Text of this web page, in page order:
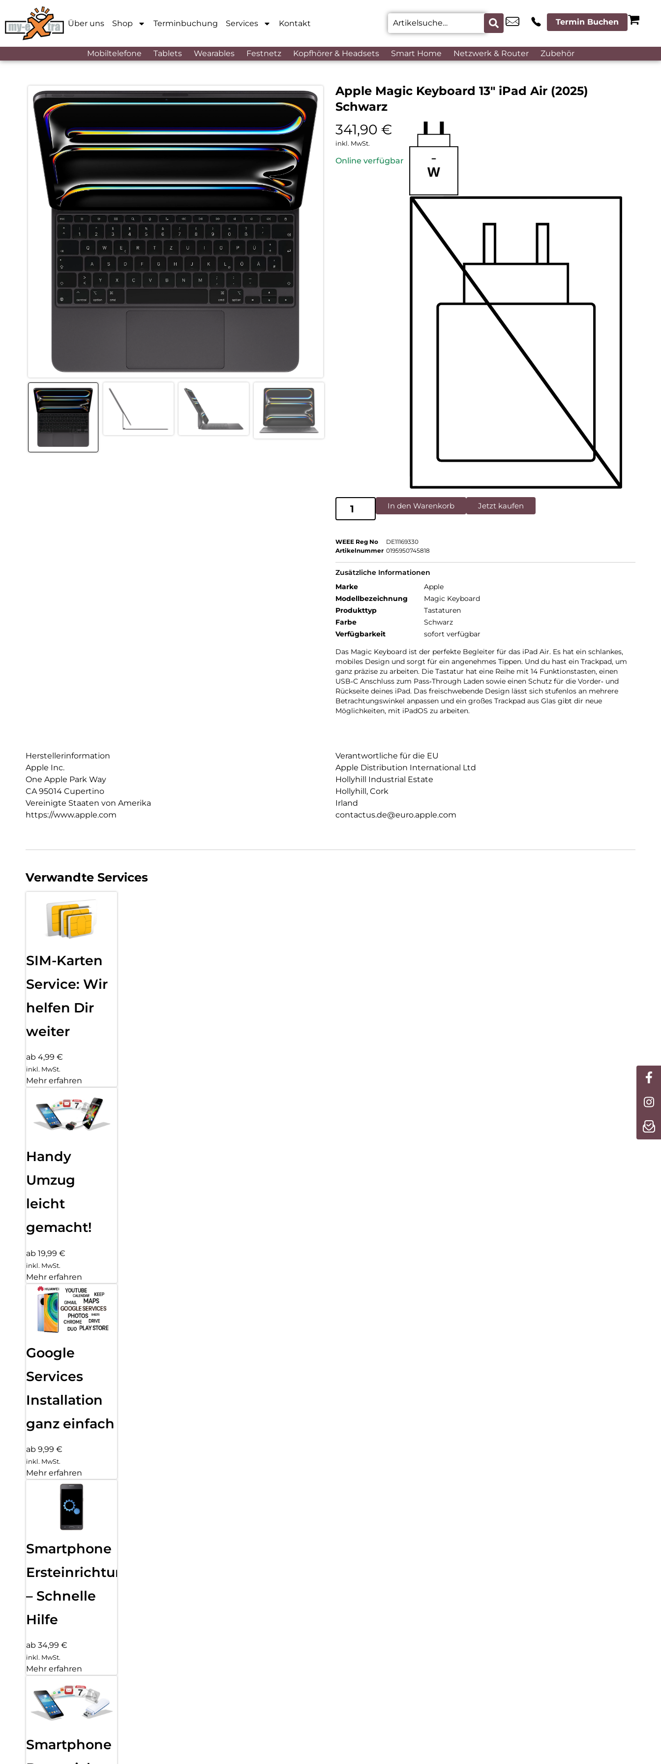
Über uns Shop Terminbuchung Services Kontakt Termin Buchen
Mobiltelefone Tablets Wearables Festnetz Kopfhörer & Headsets Smart Home Netzwerk & Router Zubehör
Apple Magic Keyboard 13″ iPad Air (2025)
Schwarz
341,90 €
inkl. MwSt.
Online verfügbar
In den Warenkorb Jetzt kaufen
WEEE Reg No
DE11169330
Artikelnummer 0195950745818
Zusätzliche Informationen
Marke
Apple
Modellbezeichnung
Magic Keyboard
Produkttyp
Tastaturen
Farbe
Schwarz
Verfügbarkeit
sofort verfügbar
Das Magic Keyboard ist der perfekte Begleiter für das iPad Air. Es hat ein schlankes,
mobiles Design und sorgt für ein angenehmes Tippen. Und du hast ein Trackpad, um
ganz präzise zu arbeiten. Die Tastatur hat eine Reihe mit 14 Funktions­tasten, einen
USB‑C Anschluss zum Pass‑Through Laden sowie einen Schutz für die Vorder‑ und
Rückseite deines iPad. Das frei­schwebende Design lässt sich stufenlos an mehrere
Betrachtungs­winkel anpassen und ein großes Trackpad aus Glas gibt dir neue
Möglichkeiten, mit iPadOS zu arbeiten.
Herstellerinformation
Apple Inc.
One Apple Park Way
CA 95014 Cupertino
Vereinigte Staaten von Amerika
https://www.apple.com
Verantwortliche für die EU
Apple Distribution International Ltd
Hollyhill Industrial Estate
Hollyhill, Cork
Irland
contactus.de@euro.apple.com
Verwandte Services
SIM-Karten
Service: Wir
helfen Dir
weiter
ab 4,99 €
inkl. MwSt.
Mehr erfahren
Handy
Umzug
leicht
gemacht!
ab 19,99 €
inkl. MwSt.
Mehr erfahren
Google
Services
Installation
ganz einfach
ab 9,99 €
inkl. MwSt.
Mehr erfahren
Smartphone
Ersteinrichtung
– Schnelle
Hilfe
ab 34,99 €
inkl. MwSt.
Mehr erfahren
Smartphone